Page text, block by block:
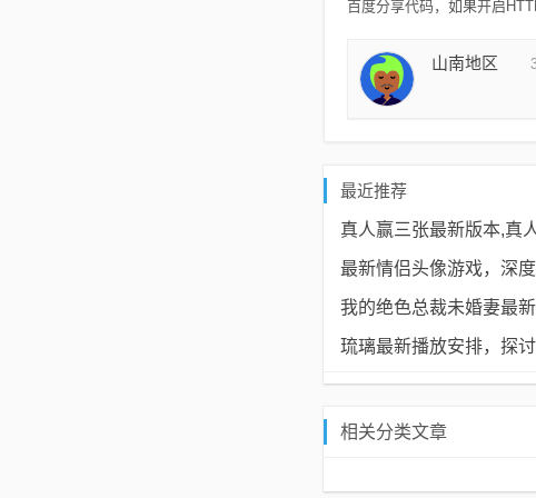
百度分享代码，如果开启
山南地区
最近推荐
真人赢三张最新版本,真
最新情侣头像游戏，深
我的绝色总裁未婚妻最
琉璃最新播放安排，探
相关分类文章